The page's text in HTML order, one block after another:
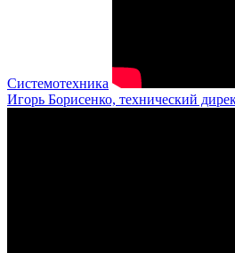
Системотехника
Игорь Борисенко, технический